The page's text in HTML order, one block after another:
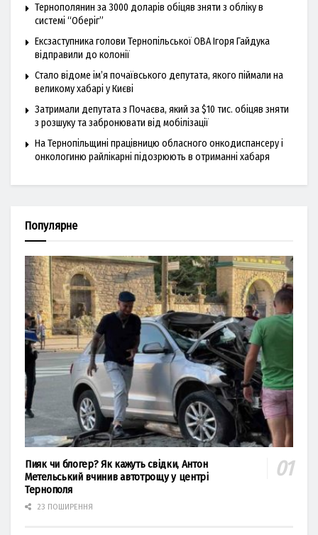
Тернополянин за 3000 доларів обіцяв зняти з обліку в
системі “Оберіг”
Ексзаступника голови Тернопільської ОВА Ігоря Гайдука
відправили до колонії
Стало відоме ім’я почаївського депутата, якого піймали на
великому хабарі у Києві
Затримали депутата з Почаєва, який за $10 тис. обіцяв зняти
з розшуку та забронювати від мобілізації
На Тернопільщині працівницю обласного онкодиспансеру і
онкологиню райлікарні підозрюють в отриманні хабаря
Популярне
Пияк чи блогер? Як кажуть свідки, Антон
Метельський вчинив автотрощу у центрі
Тернополя
23 ПОШИРЕННЯ